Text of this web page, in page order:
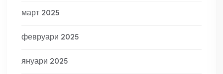
март 2025
февруари 2025
януари 2025